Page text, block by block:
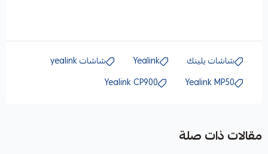
شاشات يلينك Yealink
شاشات yealink
Yealink MP50
Yealink CP900
مقالات ذات صلة